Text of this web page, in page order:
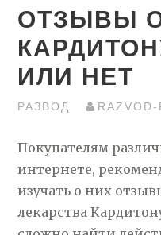
ОТЗЫВЫ
ИЛИ НЕТ
РАЗВОД RAZVOD-
Покупателям
интернете,
изучать о них
лекарства